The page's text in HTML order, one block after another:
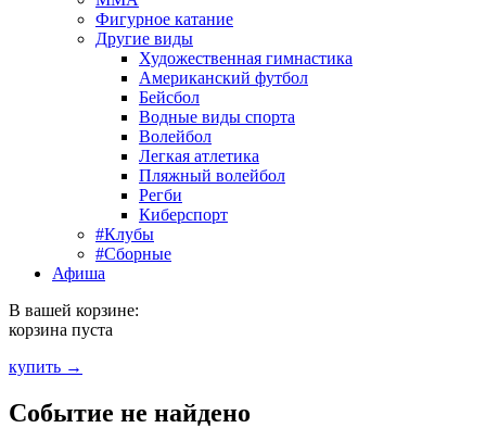
Фигурное катание
Другие виды
Художественная гимнастика
Американский футбол
Бейсбол
Водные виды спорта
Волейбол
Легкая атлетика
Пляжный волейбол
Регби
Киберспорт
#Клубы
#Сборные
Афиша
В вашей корзине:
корзина пуста
купить →
Событие не найдено